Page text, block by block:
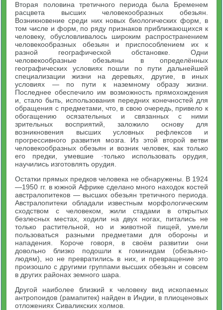
Вторая половина третичного периода была Бременем
расцвета высших человекообразных обезьян.
Возникновение среди них новых биологических форм, в
том числе и форм, по ряду признаков приближающихся к
человеку, обусловливалось широким распространением
человекообразных обезьян и приспособлением их к
разной географической обстановке. Одни
человекообразные обезьяны в определённых
географических условиях пошли по пути дальнейшей
специализации жизни на деревьях, другие, в иных
условиях — по пути к наземному образу жизни.
Последнее обеспечило им возможность прямохождения
и, стало быть, использования передних конечностей для
обращения с предметами, что, в свою очередь, привело к
обогащению осязательных и связанных с ними
зрительных восприятий, заложило основу для
возникновения высших условных рефлексов и
прогрессивного развития мозга. Из этой второй ветви
человекообразных обезьян и возник человек, как только
его предки, умевшие ·только использовать орудия,
научились изготовлять орудия.
Остатки прямых предков человека не обнаружены. В 1924
—1950 гг. в южной Африке сделано много находок костей
австралопитеков — высших обезьян третичного периода.
Австралопитеки обладали известным морфологическим
сходством с человеком, жили стадами в открытых
безлесных местах, ходили на двух ногах, питались не
только растительной, но и животной пищей, умели
пользоваться разными предметами для обороны и
нападения. Короче говоря, в своём развитии они
довольно близко подошли к гоминидам (обезьяно-
людям), но не превратились в них, и превращение это
произошло с другими группами высших обезьян и совсем
в других районах земного шара.
Другой наиболее близкий к человеку вид ископаемых
антропоидов (рамапитек) найден в Индии, в плиоценовых
отложениях Сиваликских холмов.